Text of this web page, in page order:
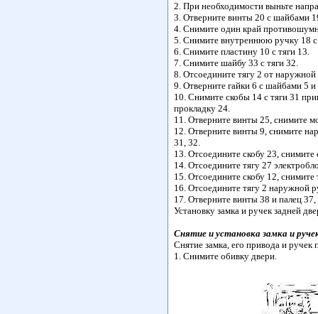
2. При необходимости выньте
3. Отверните винты 20 с шайбами
4. Снимите один край
5. Снимите внутреннюю ручку 18
6. Снимите пластину 10 с тяги 13.
7. Снимите шайбу 33 с тяги 32.
8. Отсоедините тягу 2 от
9. Отверните гайки 6 с шайбами 5
10. Снимите скобы 14 с тяги 31
прокладку 24.
11. Отверните винты 25, снимите
12. Отверните винты 9, снимите
31, 32.
13. Отсоедините скобу 23,
14. Отсоедините тягу 27
15. Отсоедините скобу 12, снимите
16. Отсоедините тягу 2 наружной
17. Отверните винты 38 и палец
Установку замка и ручек задней
Снятие и установка замка и
Снятие замка, его привода и
1. Снимите обивку двери.